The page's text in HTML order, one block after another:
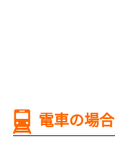
電車の場合